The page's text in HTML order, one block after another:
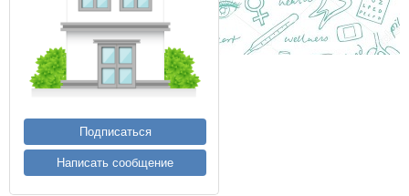
Подписаться
Написать сообщение